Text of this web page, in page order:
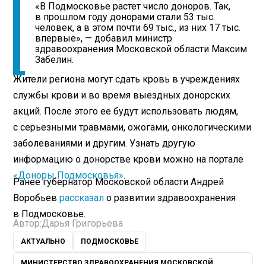
«В Подмосковье растет число доноров. Так,
в прошлом году донорами стали 53 тыс.
человек, а в этом почти 69 тыс., из них 17 тыс.
впервые», — добавил министр
здравоохранения Московской области Максим
Забелин.
Жители региона могут сдать кровь в учреждениях
службы крови и во время выездных донорских
акций. После этого ее будут использовать людям,
с серьезными травмами, ожогами, онкологическими
заболеваниями и другим. Узнать другую
информацию о донорстве крови можно на портале
«Доноры Подмосковья».
Ранее губернатор Московской области Андрей
Воробьеврассказал о развитии здравоохранения
в Подмосковье.
Автор:Дарья Григорьева
АКТУАЛЬНО ПОДМОСКОВЬЕ